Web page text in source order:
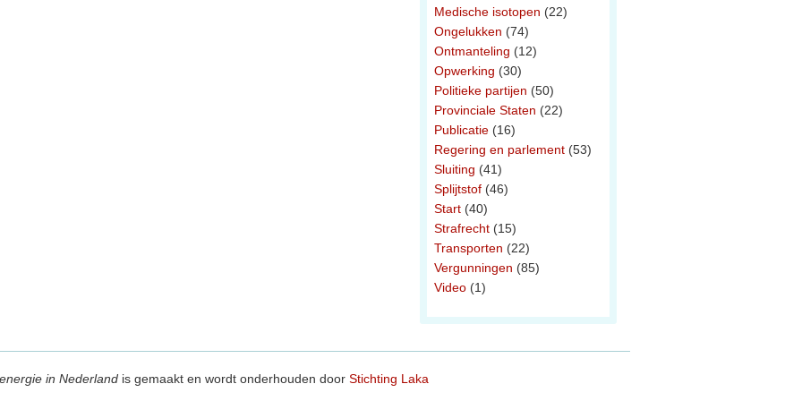
Medische isotopen (22)
Ongelukken (74)
Ontmanteling (12)
Opwerking (30)
Politieke partijen (50)
Provinciale Staten (22)
Publicatie (16)
Regering en parlement (53)
Sluiting (41)
Splijtstof (46)
Start (40)
Strafrecht (15)
Transporten (22)
Vergunningen (85)
Video (1)
in Nederland is gemaakt en wordt onderhouden door Stichting Laka